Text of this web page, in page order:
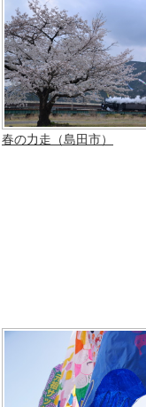
春の力走（島田市）